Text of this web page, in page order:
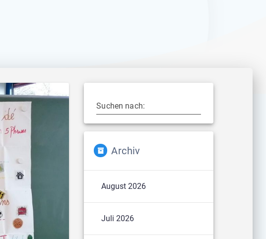
Suchen nach:
Archiv
August 2026
Juli 2026